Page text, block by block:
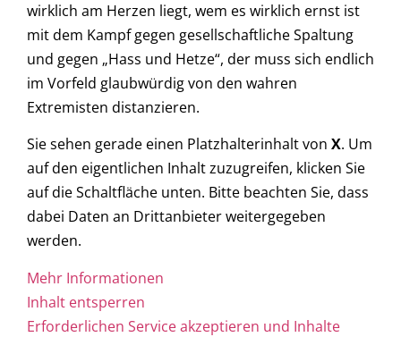
wirklich am Herzen liegt, wem es wirklich ernst ist
mit dem Kampf gegen gesellschaftliche Spaltung
und gegen „Hass und Hetze“, der muss sich endlich
im Vorfeld glaubwürdig von den wahren
Extremisten distanzieren.
Sie sehen gerade einen Platzhalterinhalt von X. Um
auf den eigentlichen Inhalt zuzugreifen, klicken Sie
auf die Schaltfläche unten. Bitte beachten Sie, dass
dabei Daten an Drittanbieter weitergegeben
werden.
Mehr Informationen
Inhalt entsperren
Erforderlichen Service akzeptieren und Inhalte